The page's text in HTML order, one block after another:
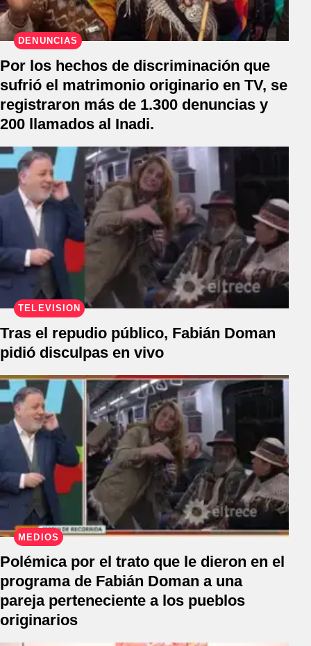
DENUNCIAS
Por los hechos de discriminación que
sufrió el matrimonio originario en TV, se
registraron más de 1.300 denuncias y
200 llamados al Inadi.
TELEVISIÓN
Tras el repudio público, Fabián Doman
pidió disculpas en vivo
MEDIOS
Polémica por el trato que le dieron en el
programa de Fabián Doman a una
pareja perteneciente a los pueblos
originarios